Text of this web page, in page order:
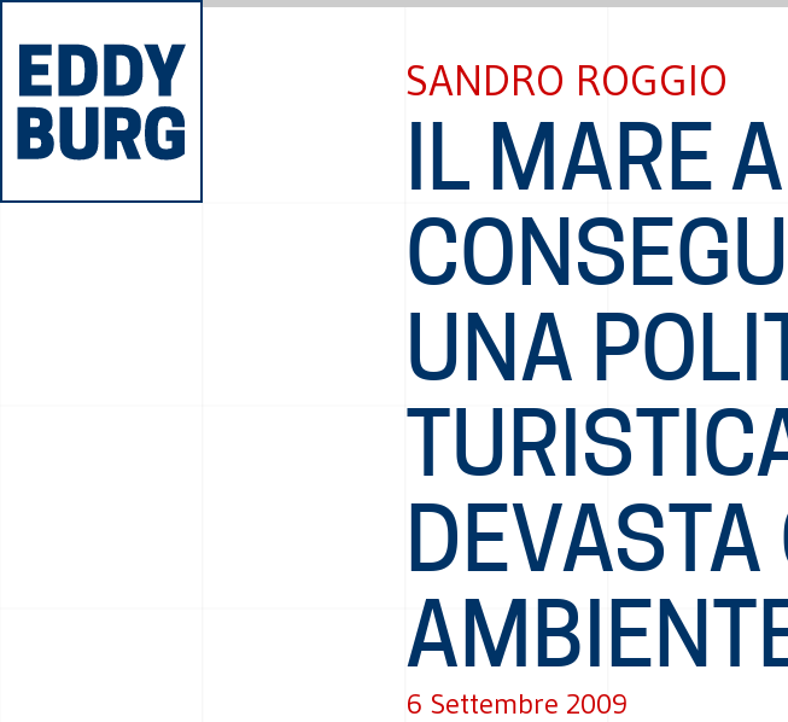
SANDRO ROGGIO
IL MARE
UNA
DEVASTA
6 Settembre 2009